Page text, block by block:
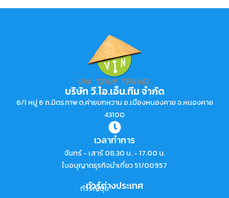
บริษัท วี.ไอ.เอ็น.ทีม จำกัด
6/1 หมู่ 6 ถ.มิตรภาพ ต.ค่ายบกหวาน อ.เมืองหนองคาย จ.หนองคาย
43100
เวลาทำการ
จันทร์ - เสาร์ 08.30 น. - 17.00 น.
ใบอนุญาตธุรกิจนำเที่ยว 51/00957
ทัวร์ต่างประเทศ
ทัวร์ญี่ปุ่น